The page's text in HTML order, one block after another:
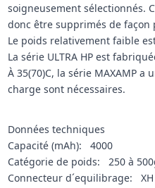
soigneusement sélectionnés.
donc être supprimés de façon
Le poids relativement faible
La série ULTRA HP est
À 35(70)C, la série MAXAMP
charge sont nécessaires.
Données techniques
Capacité (mAh): 4000
Catégorie de poids: 250 à
Connecteur d´equilibrage: XH